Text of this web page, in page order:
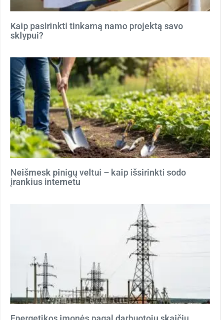
Kaip pasirinkti tinkamą namo projektą savo
sklypui?
Neišmesk pinigų veltui – kaip išsirinkti sodo
įrankius internetu